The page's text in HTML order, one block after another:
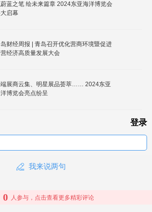
蓝之笔 绘未来篇章 2024东亚海洋博览会
启幕
财经周报 | 青岛召开优化营商环境暨促进
营经济高质量发展大会
展商云集、明星展品荟萃…… 2024东亚
博览会亮点纷呈
登录
我来说两句
0 人参与，点击查看更多精彩评论